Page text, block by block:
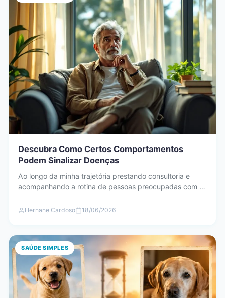
Descubra Como Certos Comportamentos
Podem Sinalizar Doenças
Ao longo da minha trajetória prestando consultoria e
acompanhando a rotina de pessoas preocupadas com a
Hernane Cardoso 18/06/2026
SAÚDE SIMPLES